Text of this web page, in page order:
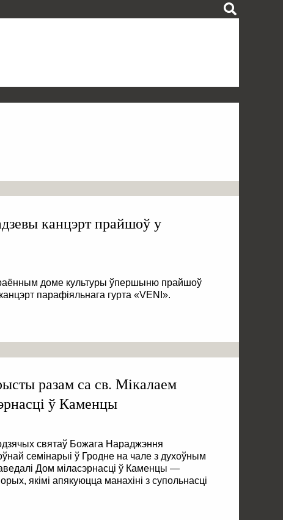
канцэрт прайшоў у
доме культуры ўпершыню прайшоў
парафіяльнага гурта «VENI».
разам са св. Мікалаем
ў Каменцы
святаў Божага Нараджэння
семінарыі ў Гродне на чале з духоўным
Дом міласэрнасці ў Каменцы —
якімі апякуюцца манахіні з супольнасці